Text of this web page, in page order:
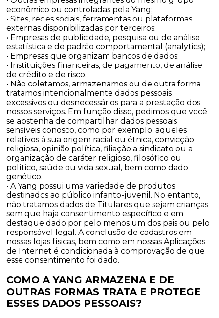
econômico ou controladas pela Yang;
• Sites, redes sociais, ferramentas ou plataformas
externas disponibilizadas por terceiros;
• Empresas de publicidade, pesquisa ou de análise
estatística e de padrão comportamental (analytics);
• Empresas que organizam bancos de dados;
• Instituições financeiras, de pagamento, de análise
de crédito e de risco.
• Não coletamos, armazenamos ou de outra forma
tratamos intencionalmente dados pessoais
excessivos ou desnecessários para a prestação dos
nossos serviços. Em função disso, pedimos que você
se abstenha de compartilhar dados pessoais
sensíveis conosco, como por exemplo, aqueles
relativos à sua origem racial ou étnica, convicção
religiosa, opinião política, filiação a sindicato ou a
organização de caráter religioso, filosófico ou
político, saúde ou vida sexual, bem como dado
genético.
• A Yang possui uma variedade de produtos
destinados ao público infanto-juvenil. No entanto,
não tratamos dados de Titulares que sejam crianças
sem que haja consentimento específico e em
destaque dado por pelo menos um dos pais ou pelo
responsável legal. A conclusão de cadastros em
nossas lojas físicas, bem como em nossas Aplicações
de Internet é condicionada à comprovação de que
esse consentimento foi dado.
COMO A YANG ARMAZENA E DE
OUTRAS FORMAS TRATA E PROTEGE
ESSES DADOS PESSOAIS?